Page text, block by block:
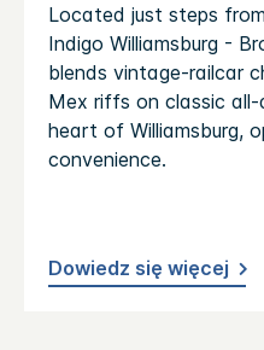
Located just steps
Indigo Williamsburg -
blends vintage-railcar
Mex riffs on classic
heart of Williamsburg,
convenience.
Dowiedz się więcej